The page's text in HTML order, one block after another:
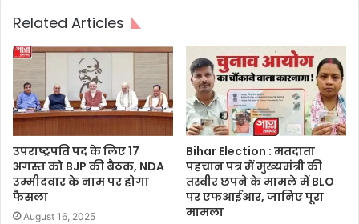
Related Articles
उपराष्ट्रपति पद के लिए 17
अगस्त को BJP की बैठक, NDA
उम्मीदवार के नाम पर होगा
फैसला
August 16, 2025
Bihar Election : मतदाता
पहचान पत्र में मुख्यमंत्री की
तस्वीर छपने के मामले में BLO
पर एफआईआर, जानिए पूरा
मामला